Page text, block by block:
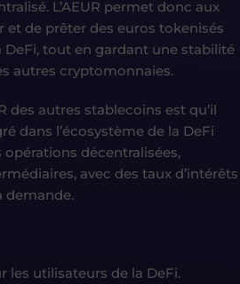
L’AEUR permet donc aux
et de prêter des euros tokenisés
DeFi, tout en gardant une stabilité
autres cryptomonnaies.
des autres stablecoins est qu’il
dans l’écosystème de la DeFi
opérations décentralisées,
avec des taux d’intérêts
demande.
les utilisateurs de la DeFi.